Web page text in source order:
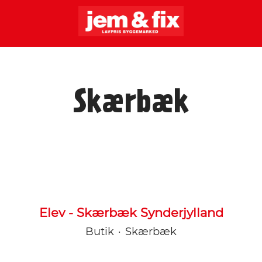
Skærbæk
Elev - Skærbæk Synderjylland
Butik · Skærbæk